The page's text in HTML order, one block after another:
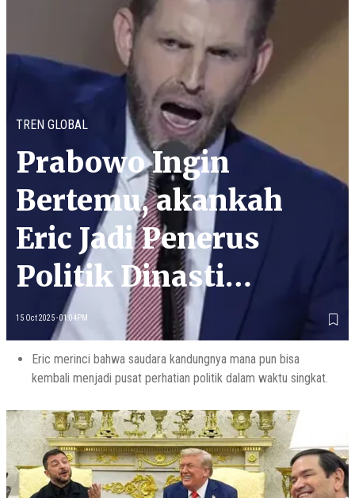
TREN GLOBAL
Prabowo Ingin
Bertemu, akankah
Eric Jadi Penerus
Politik Dinasti
Trump?
15 Oct 2025 - 01:04PM
Eric merinci bahwa saudara kandungnya mana pun bisa
kembali menjadi pusat perhatian politik dalam waktu singkat.